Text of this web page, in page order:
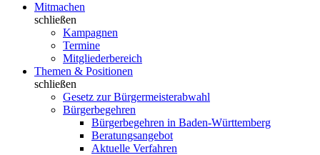
Mitmachen
schließen
Kampagnen
Termine
Mitgliederbereich
Themen & Positionen
schließen
Gesetz zur Bürgermeisterabwahl
Bürgerbegehren
Bürgerbegehren in Baden-Württemberg
Beratungsangebot
Aktuelle Verfahren